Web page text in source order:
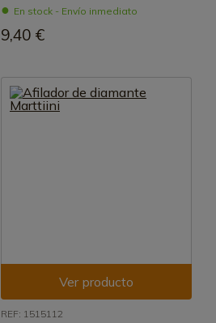
En stock - Envío inmediato
9,40 €
Ver producto
REF: 1515112